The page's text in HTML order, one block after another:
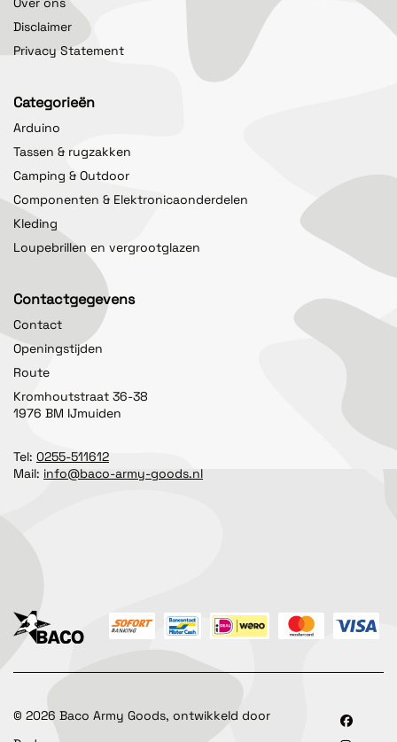
Disclaimer
Privacy Statement
Categorieën
Arduino
Tassen & rugzakken
Camping & Outdoor
Componenten & Elektronicaonderdelen
Kleding
Loupebrillen en vergrootglazen
Contactgegevens
Contact
Openingstijden
Route
Kromhoutstraat 36-38
1976 BM IJmuiden
Tel: 0255-511612
Mail: info@baco-army-goods.nl
© 2026 Baco Army Goods, ontwikkeld door